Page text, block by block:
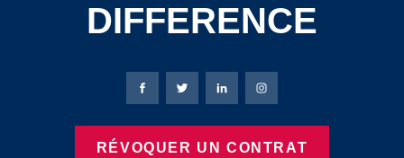
DIFFERENCE
Page Facebook de Bierbaum-Proenen
Page X de Bierbaum-Proenen
Page LinkedIn de
Page Instagram de
RÉVOQUER UN CONTRAT